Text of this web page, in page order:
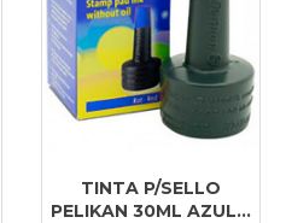
TINTA P/SELLO
PELIKAN 30ML AZUL...